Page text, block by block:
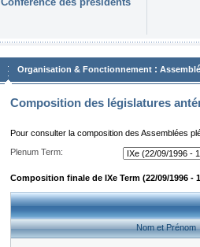
Organisation & Fonctionnement :
Composition des législatures
Pour consulter la composition des Assemblées
Plenum Term:
Composition finale de IXe Term (22/09/1996 -
Nom et Prénom